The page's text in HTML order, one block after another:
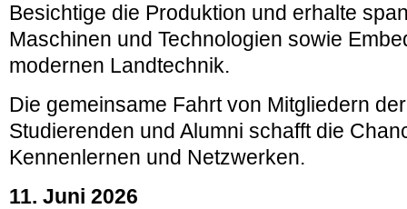
Besichtige die Produktion und erhalte
Maschinen und Technologien sowie
modernen Landtechnik.
Die gemeinsame Fahrt von Mitgliedern
Studierenden und Alumni schafft die
Kennenlernen und Netzwerken.
11. Juni 2026